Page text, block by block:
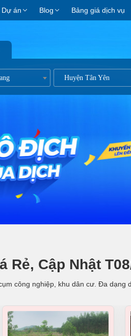
Dự án Blog Bảng giá dịch vụ
Huyện Tân Yên
Rẻ, Cập Nhật
công nghiệp, khu dân cư. Đa